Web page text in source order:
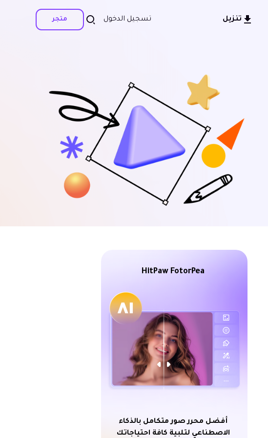
تسجيل الدخول متجر تنزيل
HitPaw FotorPea
أفضل محرر صور متكامل بالذكاء
الاصطناعي لتلبية كافة احتياجاتك